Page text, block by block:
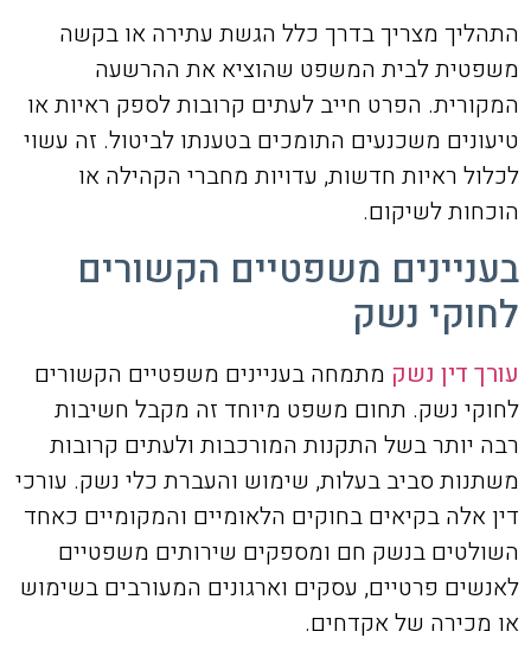
התהליך מצריך בדרך כלל הגשת עתירה או בקשה
משפטית לבית המשפט שהוציא את ההרשעה
המקורית. הפרט חייב לעתים קרובות לספק ראיות או
טיעונים משכנעים התומכים בטענתו לביטול. זה עשוי
לכלול ראיות חדשות, עדויות מחברי הקהילה או
הוכחות לשיקום.
בעניינים משפטיים הקשורים
לחוקי נשק
עורך דין נשק מתמחה בעניינים משפטיים הקשורים
לחוקי נשק. תחום משפט מיוחד זה מקבל חשיבות
רבה יותר בשל התקנות המורכבות ולעתים קרובות
משתנות סביב בעלות, שימוש והעברת כלי נשק. עורכי
דין אלה בקיאים בחוקים הלאומיים והמקומיים כאחד
השולטים בנשק חם ומספקים שירותים משפטיים
לאנשים פרטיים, עסקים וארגונים המעורבים בשימוש
או מכירה של אקדחים.